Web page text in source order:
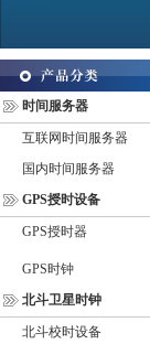
时间服务器
互联网时间服务器
国内时间服务器
GPS授时设备
GPS授时器
GPS时钟
北斗卫星时钟
北斗校时设备